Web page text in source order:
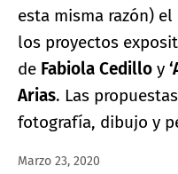
esta misma razón)
los proyectos
de Fabiola Cedillo y
Arias. Las
fotografía, dibujo y
Marzo 23, 2020